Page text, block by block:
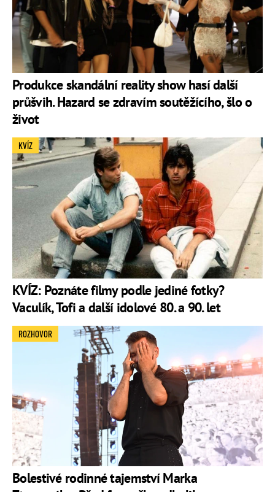
Produkce skandální reality show hasí další
průšvih. Hazard se zdravím soutěžícího, šlo o
život
KVÍZ: Poznáte filmy podle jediné fotky?
Vaculík, Tofi a další idolové 80. a 90. let
KVÍZ
Bolestivé rodinné tajemství Marka
ROZHOVOR